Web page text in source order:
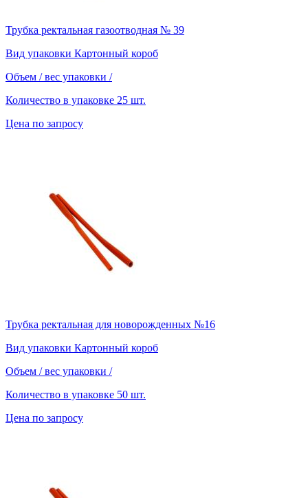
Трубка ректальная газоотводная № 39
Вид упаковки Картонный короб
Объем / вес упаковки /
Количество в упаковке 25 шт.
Цена по запросу
Трубка ректальная для новорожденных №16
Вид упаковки Картонный короб
Объем / вес упаковки /
Количество в упаковке 50 шт.
Цена по запросу